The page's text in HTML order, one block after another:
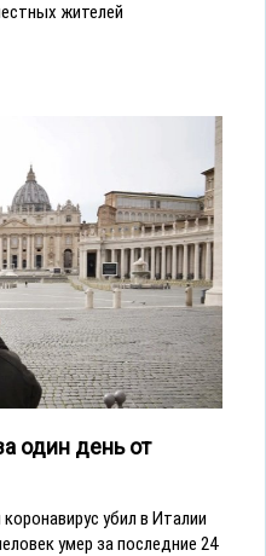
жителей
один день от
убил в Италии
умер за последние 24